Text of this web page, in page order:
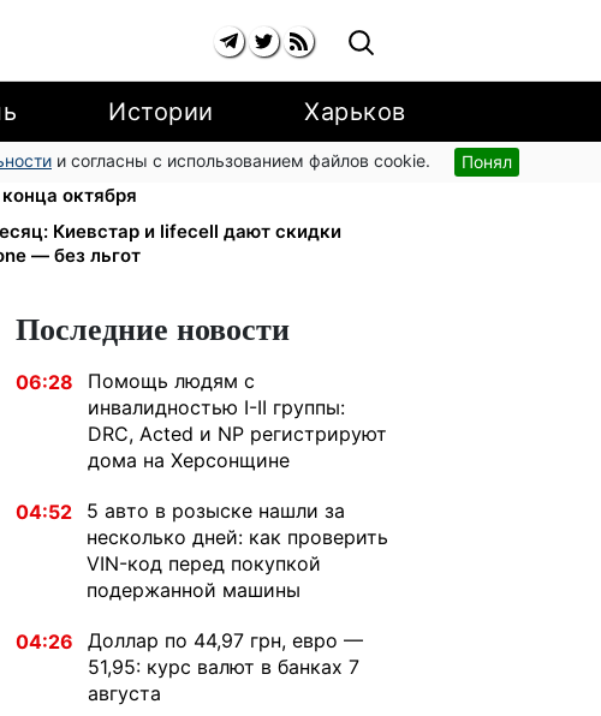
Истории Харьков
и согласны с использованием файлов cookie. Понял
и YouTube: Ощадбанк и Mastercard
октября
Киевстар и lifecell дают скидки
— без льгот
Последние новости
06:28
Помощь людям с
инвалидностью I-II группы:
DRC, Acted и NP регистрируют
дома на Херсонщине
04:52
5 авто в розыске нашли за
несколько дней: как проверить
VIN-код перед покупкой
подержанной машины
04:26
Доллар по 44,97 грн, евро —
51,95: курс валют в банках 7
августа